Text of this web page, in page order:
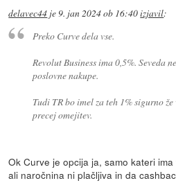
delavec44 je9. jan 2024 ob 16:40izjavil:
Preko Curve dela vse.
Revolut Business ima 0,5%. Seveda
poslovne nakupe.
Tudi TR bo imel za teh 1% sigurno
precej omejitev.
Ok Curve je opcija ja, samo kateri
ali naročnina ni plačljiva in da